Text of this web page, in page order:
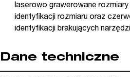
laserowo grawerowane rozmiary
identyfikacji rozmiaru oraz
identyfikacji brakujących
Dane techniczne